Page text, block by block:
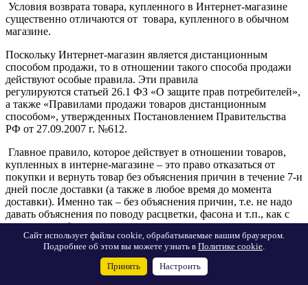
Условия возврата товара, купленного в Интернет-магазине
существенно отличаются от товара, купленного в обычном
магазине.
Поскольку Интернет-магазин является дистанционным
способом продажи, то в отношении такого способа продажи
действуют особые правила. Эти правила
регулируются статьей 26.1 ФЗ «О защите прав потребителей»,
а также «Правилами продажи товаров дистанционным
способом», утвержденных Постановлением Правительства
РФ от 27.09.2007 г. №612.
Главное правило, которое действует в отношении товаров,
купленных в интерне-магазине – это право отказаться от
покупки и вернуть товар без объяснения причин в течение 7-и
дней после доставки (а также в любое время до момента
доставки). Именно так – без объяснения причин, т.е. не надо
давать объяснения по поводу расцветки, фасона и т.п., как с
товаром из обычного магазина.
В момент доставки, вместе с товаром покупателю должна
быть предоставлена письменная памятка о праве вернуть
товар в течение 7-и дней. Если такая памятка не была
Сайт использует файлы cookie, обрабатываемые вашим браузером.
Подробнее об этом вы можете узнать в Политике cookie.
Принять Настроить